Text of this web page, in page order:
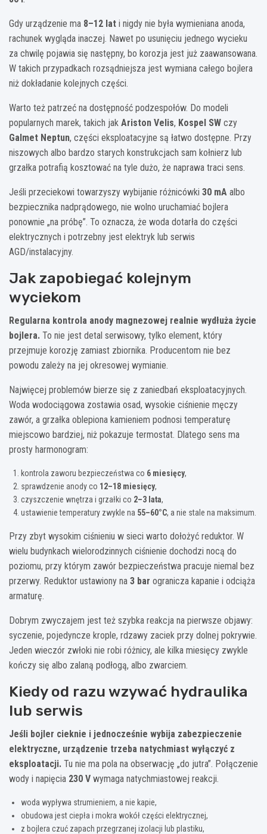
Gdy urządzenie ma 8–12 lat i nigdy nie była wymieniana anoda,
rachunek wygląda inaczej. Nawet po usunięciu jednego wycieku
za chwilę pojawia się następny, bo korozja jest już zaawansowana.
W takich przypadkach rozsądniejsza jest wymiana całego bojlera
niż dokładanie kolejnych części.
Warto też patrzeć na dostępność podzespołów. Do modeli
popularnych marek, takich jak Ariston Velis, Kospel SW czy
Galmet Neptun, części eksploatacyjne są łatwo dostępne. Przy
niszowych albo bardzo starych konstrukcjach sam kołnierz lub
grzałka potrafią kosztować na tyle dużo, że naprawa traci sens.
Jeśli przeciekowi towarzyszy wybijanie różnicówki 30 mA albo
bezpiecznika nadprądowego, nie wolno uruchamiać bojlera
ponownie „na próbę”. To oznacza, że woda dotarła do części
elektrycznych i potrzebny jest elektryk lub serwis
AGD/instalacyjny.
Jak zapobiegać kolejnym
wyciekom
Regularna kontrola anody magnezowej realnie wydłuża życie
bojlera. To nie jest detal serwisowy, tylko element, który
przejmuje korozję zamiast zbiornika. Producentom nie bez
powodu zależy na jej okresowej wymianie.
Najwięcej problemów bierze się z zaniedbań eksploatacyjnych.
Woda wodociągowa zostawia osad, wysokie ciśnienie męczy
zawór, a grzałka oblepiona kamieniem podnosi temperaturę
miejscowo bardziej, niż pokazuje termostat. Dlatego sens ma
prosty harmonogram:
kontrola zaworu bezpieczeństwa co 6 miesięcy,
sprawdzenie anody co 12–18 miesięcy,
czyszczenie wnętrza i grzałki co 2–3 lata,
ustawienie temperatury zwykle na 55–60°C, a nie stale na maksimum.
Przy zbyt wysokim ciśnieniu w sieci warto dołożyć reduktor. W
wielu budynkach wielorodzinnych ciśnienie dochodzi nocą do
poziomu, przy którym zawór bezpieczeństwa pracuje niemal bez
przerwy. Reduktor ustawiony na 3 bar ogranicza kapanie i odciąża
armaturę.
Dobrym zwyczajem jest też szybka reakcja na pierwsze objawy:
syczenie, pojedyncze krople, rdzawy zaciek przy dolnej pokrywie.
Jeden wieczór zwłoki nie robi różnicy, ale kilka miesięcy zwykle
kończy się albo zalaną podłogą, albo zwarciem.
Kiedy od razu wzywać hydraulika
lub serwis
Jeśli bojler cieknie i jednocześnie wybija zabezpieczenie
elektryczne, urządzenie trzeba natychmiast wyłączyć z
eksploatacji. Tu nie ma pola na obserwację „do jutra”. Połączenie
wody i napięcia 230 V wymaga natychmiastowej reakcji.
woda wypływa strumieniem, a nie kapie,
obudowa jest ciepła i mokra wokół części elektrycznej,
z bojlera czuć zapach przegrzanej izolacji lub plastiku,